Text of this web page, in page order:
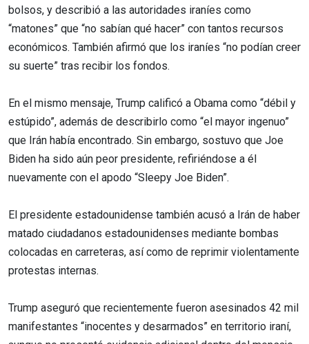
bolsos, y describió a las autoridades iraníes como
“matones” que “no sabían qué hacer” con tantos recursos
económicos. También afirmó que los iraníes “no podían creer
su suerte” tras recibir los fondos.
En el mismo mensaje, Trump calificó a Obama como “débil y
estúpido”, además de describirlo como “el mayor ingenuo”
que Irán había encontrado. Sin embargo, sostuvo que Joe
Biden ha sido aún peor presidente, refiriéndose a él
nuevamente con el apodo “Sleepy Joe Biden”.
El presidente estadounidense también acusó a Irán de haber
matado ciudadanos estadounidenses mediante bombas
colocadas en carreteras, así como de reprimir violentamente
protestas internas.
Trump aseguró que recientemente fueron asesinados 42 mil
manifestantes “inocentes y desarmados” en territorio iraní,